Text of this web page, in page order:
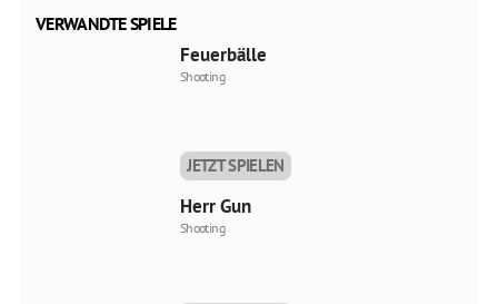
VERWANDTE SPIELE
Feuerbälle
Shooting
JETZT SPIELEN
Herr Gun
Shooting